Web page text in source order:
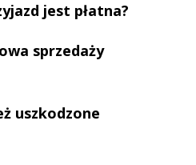
jest płatna?
sprzedaży
uszkodzone